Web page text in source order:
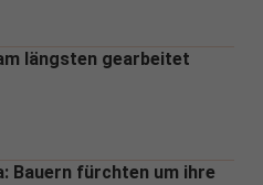
längsten gearbeitet
Bauern fürchten um ihre